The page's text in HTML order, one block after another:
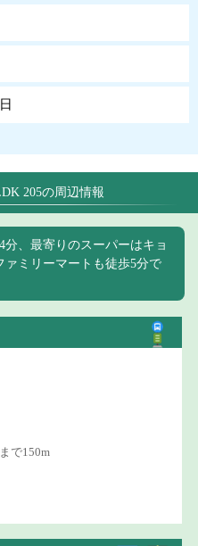
205の周辺情報
分、最寄りのスーパーはキョ
ァミリーマートも徒歩5分で
まで150m